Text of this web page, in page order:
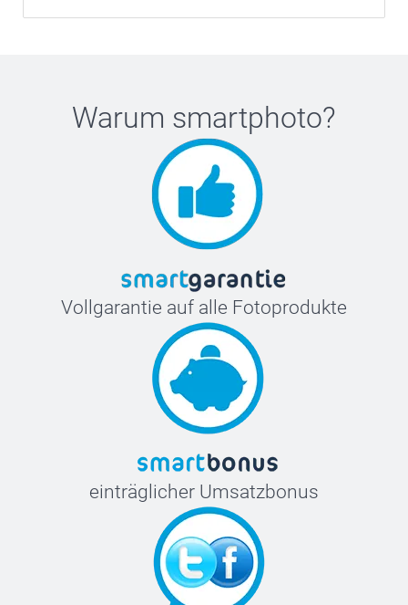
Warum smartphoto?
Vollgarantie auf alle Fotoprodukte
einträglicher Umsatzbonus